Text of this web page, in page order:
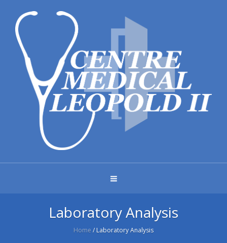
Laboratory Analysis
Home / Laboratory Analysis